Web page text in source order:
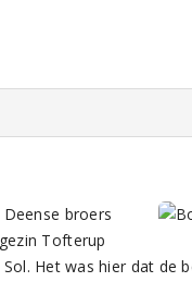
broers
Tofterup
Het was hier dat de